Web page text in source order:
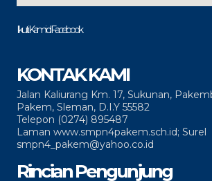
Ikuti Kami di Facebook
KONTAK KAMI
Jalan Kaliurang Km. 17, Sukunan,
Pakem, Sleman, D.I.Y 55582
Telepon (0274) 895487
Laman www.smpn4pakem.sch.id; Surel
smpn4_pakem@yahoo.co.id
Rincian Pengunjung